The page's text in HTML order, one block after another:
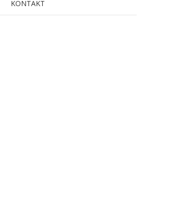
KONTAKT